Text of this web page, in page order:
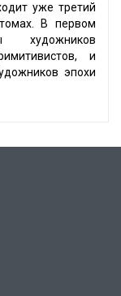
уже третий
В первом
художников
и
эпохи